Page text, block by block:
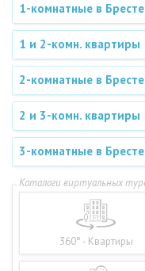
1-комнатные в Бресте
1 и 2-комн. квартиры
2-комнатные в Бресте
2 и 3-комн. квартиры
3-комнатные в Бресте
360° - Квартиры